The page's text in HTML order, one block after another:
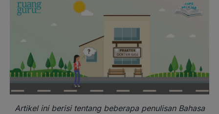
Artikel ini berisi tentang beberapa penulisan Bahasa